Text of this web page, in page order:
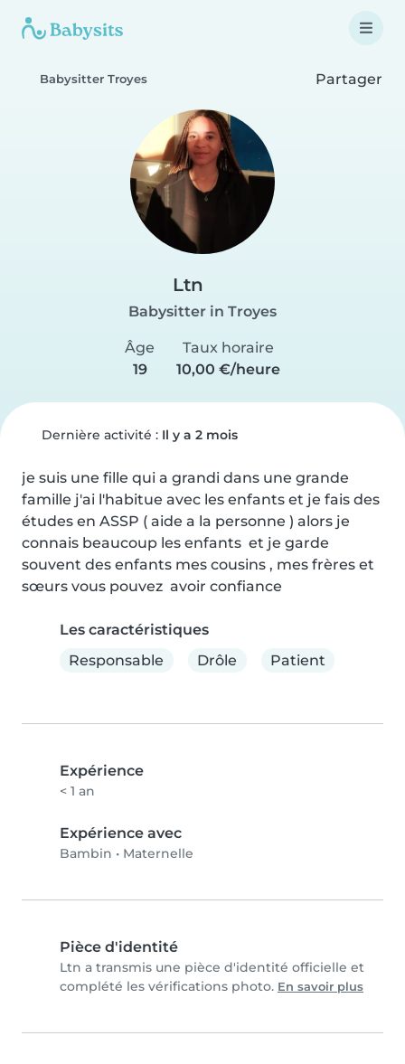
Babysitter Troyes Partager
Ltn
Babysitter in Troyes
Âge
19
Taux horaire
10,00 €/heure
Dernière activité : Il y a 2 mois
je suis une fille qui a grandi dans une grande
famille j'ai l'habitue avec les enfants et je fais des
études en ASSP ( aide a la personne ) alors je
connais beaucoup les enfants  et je garde
souvent des enfants mes cousins , mes frères et
sœurs vous pouvez  avoir confiance
Les caractéristiques
Responsable
Drôle Patient
Expérience
< 1 an
Expérience avec
Bambin • Maternelle
Pièce d'identité
Ltn a transmis une pièce d'identité officielle et
complété les vérifications photo. En savoir plus